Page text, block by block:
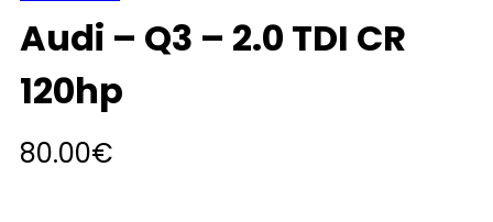
Audi – Q3 – 2.0 TDI CR
120hp
80.00€